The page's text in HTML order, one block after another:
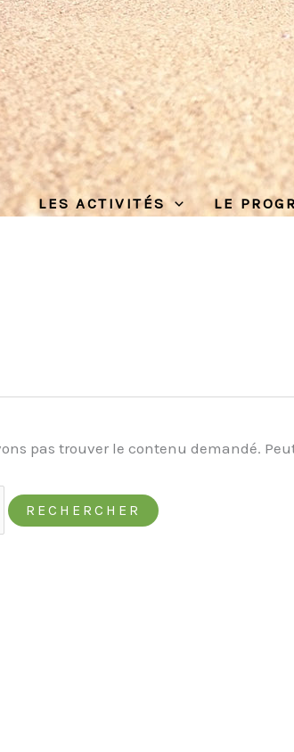
LES ACTIVITÉS LE
pas trouver le contenu demandé.